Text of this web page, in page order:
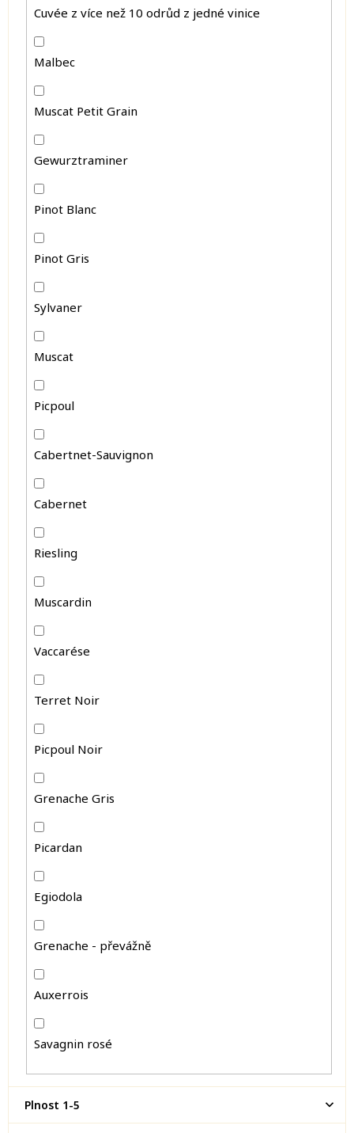
Cuvée z více než 10 odrůd z jedné vinice
Malbec
Muscat Petit Grain
Gewurztraminer
Pinot Blanc
Pinot Gris
Sylvaner
Muscat
Picpoul
Cabertnet-Sauvignon
Cabernet
Riesling
Muscardin
Vaccarése
Terret Noir
Picpoul Noir
Grenache Gris
Picardan
Egiodola
Grenache - převážně
Auxerrois
Savagnin rosé
Plnost 1-5